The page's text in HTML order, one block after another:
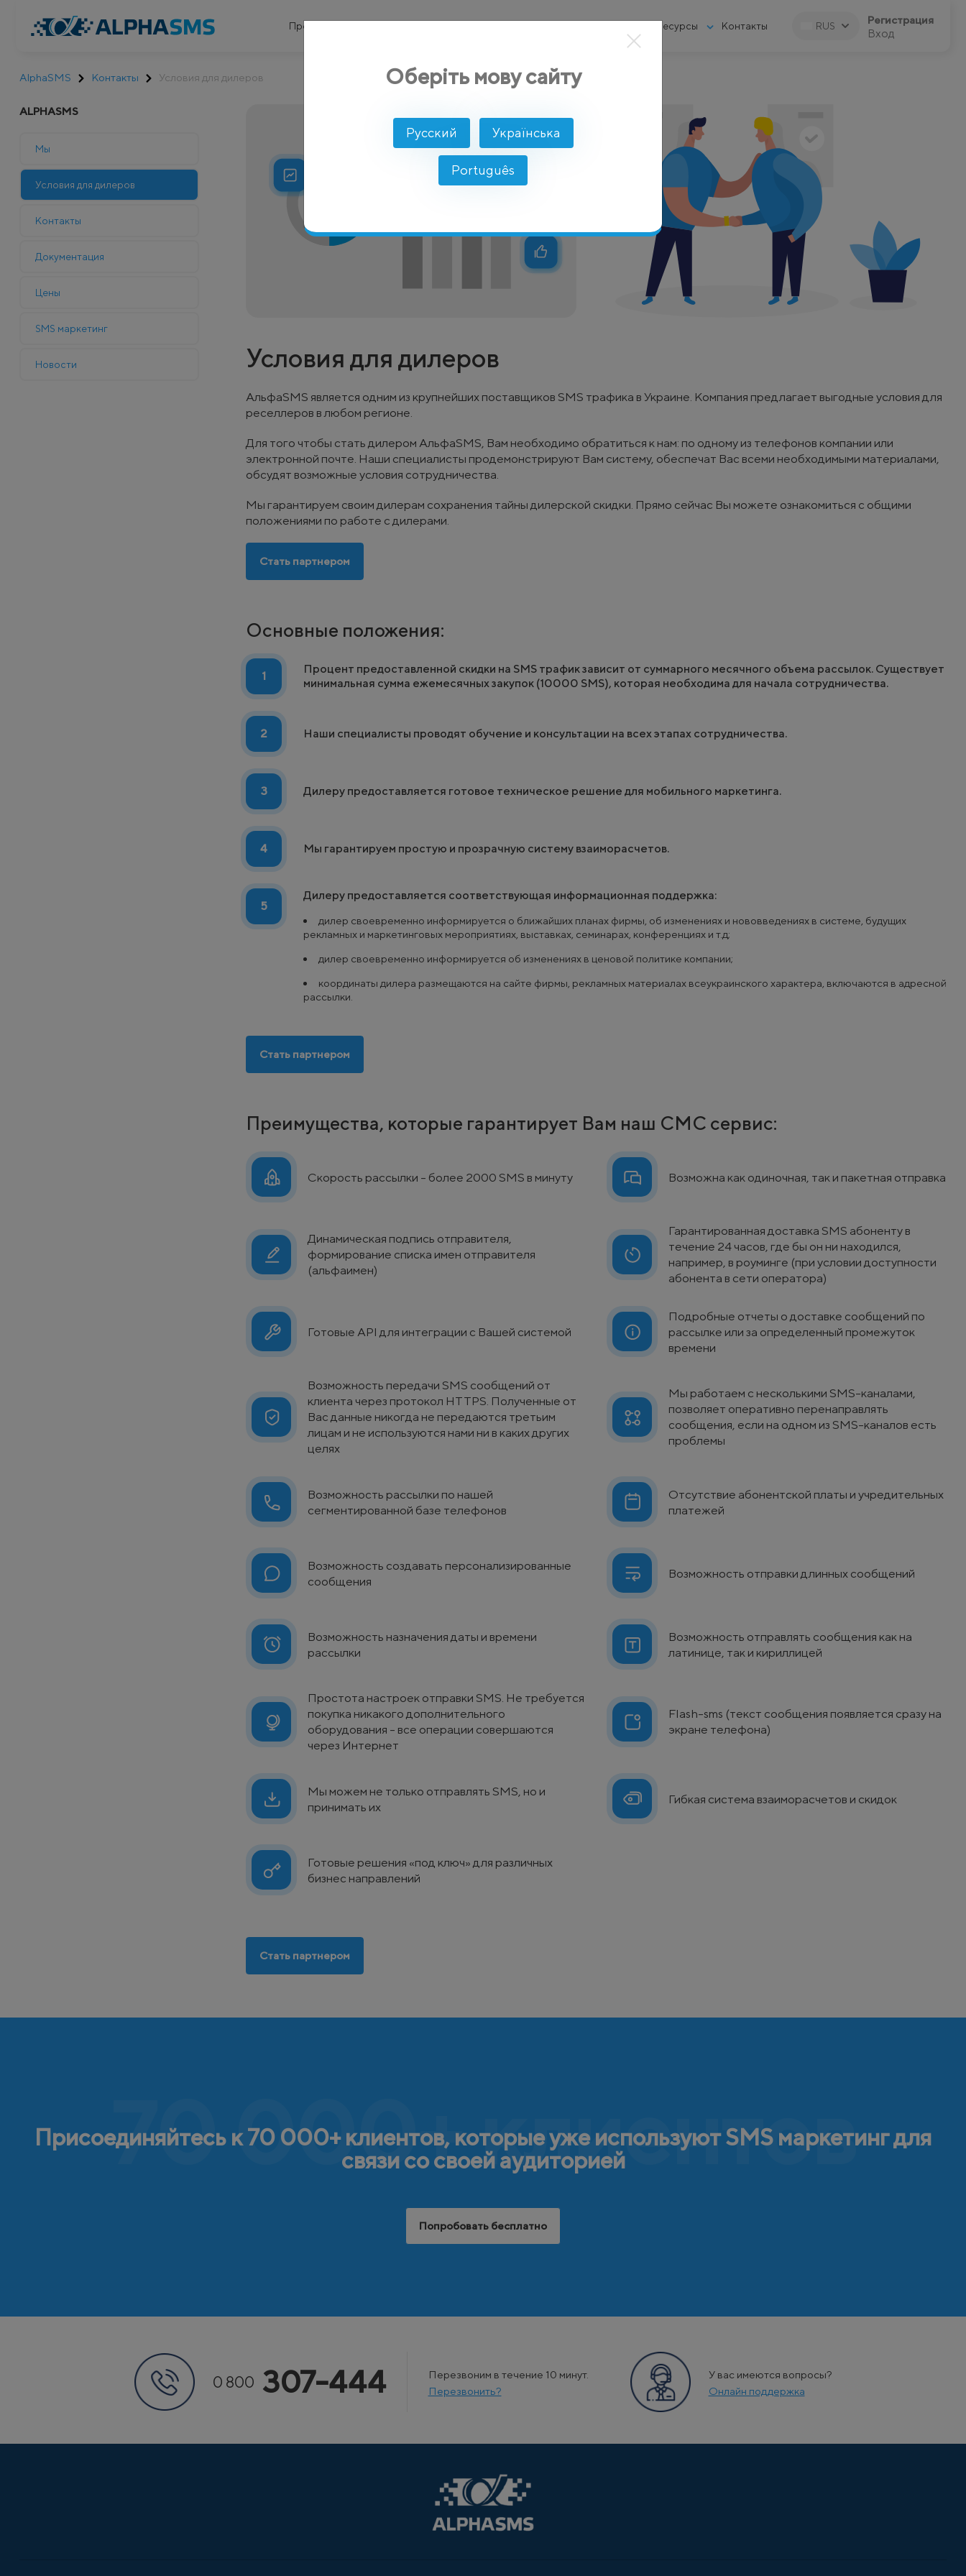
AlphaSMS Контакты Условия для дилеров
Продукты Ресурсы Контакты RUS Регистрация
Вход
ALPHASMS
Мы
Условия для дилеров
Контакты
Документация
Цены
SMS маркетинг
Новости Условия для дилеров
АльфаSMS является одним из крупнейших поставщиков SMS трафика в Украине. Компания предлагает выгодные условия для
реселлеров в любом регионе.
Для того чтобы стать дилером АльфаSMS, Вам необходимо обратиться к нам: по одному из телефонов компании или
электронной почте. Наши специалисты продемонстрируют Вам систему, обеспечат Вас всеми необходимыми материалами,
обсудят возможные условия сотрудничества.
Мы гарантируем своим дилерам сохранения тайны дилерской скидки. Прямо сейчас Вы можете ознакомиться с общими
положениями по работе с дилерами.
Стать партнером
Основные положения:
1
Процент предоставленной скидки на SMS трафик зависит от суммарного месячного объема рассылок. Существует
минимальная сумма ежемесячных закупок (10000 SMS), которая необходима для начала сотрудничества.
2 Наши специалисты проводят обучение и консультации на всех этапах сотрудничества.
3 Дилеру предоставляется готовое техническое решение для мобильного маркетинга.
4 Мы гарантируем простую и прозрачную систему взаиморасчетов.
5
Дилеру предоставляется соответствующая информационная поддержка:
дилер своевременно информируется о ближайших планах фирмы, об изменениях и нововведениях в системе, будущих
рекламных и маркетинговых мероприятиях, выставках, семинарах, конференциях и т.д;
дилер своевременно информируется об изменениях в ценовой политике компании;
координаты дилера размещаются на сайте фирмы, рекламных материалах всеукраинского характера, включаются в адресной
рассылки.
Стать партнером
Преимущества, которые гарантирует Вам наш СМС сервис:
Скорость рассылки - более 2000 SMS в минуту Возможна как одиночная, так и пакетная отправка
Динамическая подпись отправителя,
формирование списка имен отправителя
(альфаимен)
Гарантированная доставка SMS абоненту в
течение 24 часов, где бы он ни находился,
например, в роуминге (при условии доступности
абонента в сети оператора)
Готовые API для интеграции с Вашей системой
Подробные отчеты о доставке сообщений по
рассылке или за определенный промежуток
времени
Возможность передачи SMS сообщений от
клиента через протокол HTTPS. Полученные от
Вас данные никогда не передаются третьим
лицам и не используются нами ни в каких других
целях
Мы работаем с несколькими SMS-каналами,
позволяет оперативно перенаправлять
сообщения, если на одном из SMS-каналов есть
проблемы
Возможность рассылки по нашей
сегментированной базе телефонов
Отсутствие абонентской платы и учредительных
платежей
Возможность создавать персонализированные
сообщения
Возможность отправки длинных сообщений
Возможность назначения даты и времени
рассылки
Возможность отправлять сообщения как на
латинице, так и кириллицей
Простота настроек отправки SMS. Не требуется
покупка никакого дополнительного
оборудования - все операции совершаются
через Интернет
Flash-sms (текст сообщения появляется сразу на
экране телефона)
Мы можем не только отправлять SMS, но и
принимать их
Гибкая система взаиморасчетов и скидок
Готовые решения «под ключ» для различных
бизнес направлений
Стать партнером
70 000+ клиентов
Присоединяйтесь к 70 000+ клиентов, которые уже используют SMS маркетинг для
связи со своей аудиторией
Попробовать бесплатно
0 800 307-444
Перезвоним в течение 10 минут.
Перезвонить?
У вас имеются вопросы?
Онлайн поддержка
Оберіть мову сайту
Русский Українська
Português